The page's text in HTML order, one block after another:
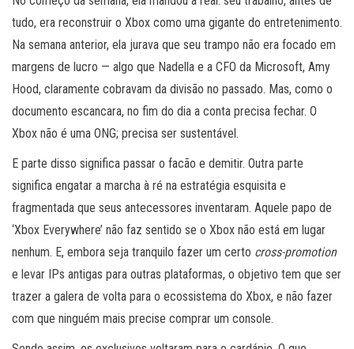
tudo, era reconstruir o Xbox como uma gigante do entretenimento.
Na semana anterior, ela jurava que seu trampo não era focado em
margens de lucro — algo que Nadella e a CFO da Microsoft, Amy
Hood, claramente cobravam da divisão no passado. Mas, como o
documento escancara, no fim do dia a conta precisa fechar. O
Xbox não é uma ONG; precisa ser sustentável.
E parte disso significa passar o facão e demitir. Outra parte
significa engatar a marcha à ré na estratégia esquisita e
fragmentada que seus antecessores inventaram. Aquele papo de
‘Xbox Everywhere’ não faz sentido se o Xbox não está em lugar
nenhum. E, embora seja tranquilo fazer um certo cross-promotion
e levar IPs antigas para outras plataformas, o objetivo tem que ser
trazer a galera de volta para o ecossistema do Xbox, e não fazer
com que ninguém mais precise comprar um console.